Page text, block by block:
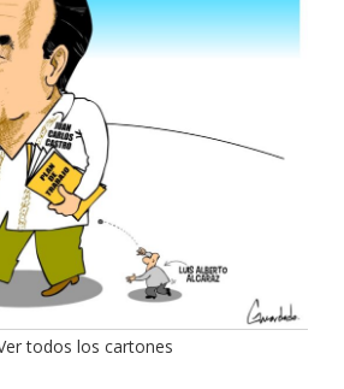
todos los cartones